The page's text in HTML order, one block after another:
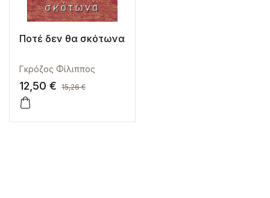
Ποτέ δεν θα σκότωνα
Γκρόζος Φίλιππος
12,50 € 15,26€